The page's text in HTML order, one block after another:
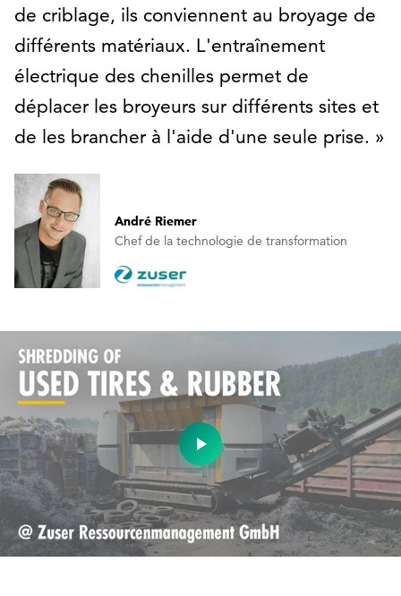
de criblage, ils conviennent au broyage de
différents matériaux. L'entraînement
électrique des chenilles permet de
déplacer les broyeurs sur différents sites et
de les brancher à l'aide d'une seule prise.
André Riemer
Chef de la technologie de transformation